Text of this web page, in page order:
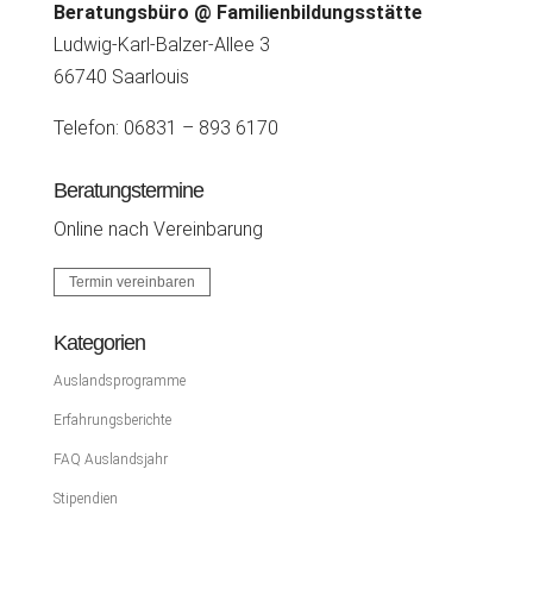
Beratungsbüro @ Familienbildungsstätte
Ludwig-Karl-Balzer-Allee 3
66740 Saarlouis
Telefon: 06831 – 893 6170
Beratungstermine
Online nach Vereinbarung
Termin vereinbaren
Kategorien
Auslandsprogramme
Erfahrungsberichte
FAQ Auslandsjahr
Stipendien